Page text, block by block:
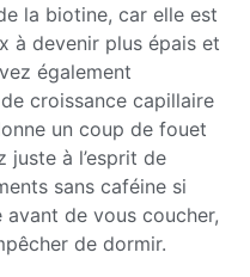
la biotine, car elle est
à devenir plus épais et
également
croissance capillaire
un coup de fouet
juste à l’esprit de
sans caféine si
de vous coucher,
de dormir.